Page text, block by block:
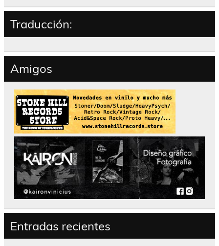
Traducción:
Amigos
Entradas recientes